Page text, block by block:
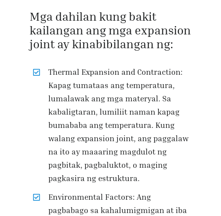
Mga dahilan kung bakit
kailangan ang mga expansion
joint ay kinabibilangan ng:
Thermal Expansion and Contraction:
Kapag tumataas ang temperatura,
lumalawak ang mga materyal. Sa
kabaligtaran, lumiliit naman kapag
bumababa ang temperatura. Kung
walang expansion joint, ang paggalaw
na ito ay maaaring magdulot ng
pagbitak, pagbaluktot, o maging
pagkasira ng estruktura.
Environmental Factors: Ang
pagbabago sa kahalumigmigan at iba